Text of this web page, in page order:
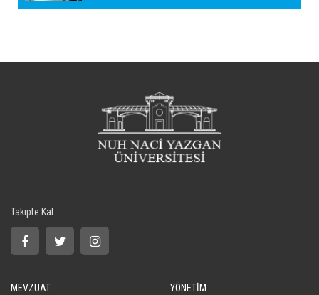
Takipte Kal
MEVZUAT YÖNETİM